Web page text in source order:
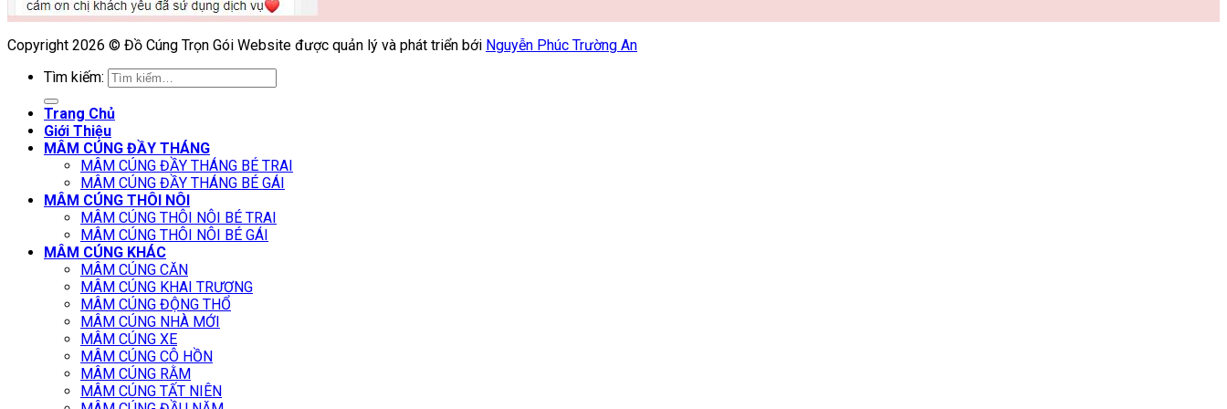
Copyright 2026 © Đồ Cúng Trọn Gói Website được quản lý và phát triển bới Nguyễn Phúc Trường An
Tìm kiếm:
Trang Chủ
Giới Thiệu
MÂM CÚNG ĐẦY THÁNG
MÂM CÚNG ĐẦY THÁNG BÉ TRAI
MÂM CÚNG ĐẦY THÁNG BÉ GÁI
MÂM CÚNG THÔI NÔI
MÂM CÚNG THÔI NÔI BÉ TRAI
MÂM CÚNG THÔI NÔI BÉ GÁI
MÂM CÚNG KHÁC
MÂM CÚNG CĂN
MÂM CÚNG KHAI TRƯƠNG
MÂM CÚNG ĐỘNG THỔ
MÂM CÚNG NHÀ MỚI
MÂM CÚNG XE
MÂM CÚNG CÔ HỒN
MÂM CÚNG RẰM
MÂM CÚNG TẤT NIÊN